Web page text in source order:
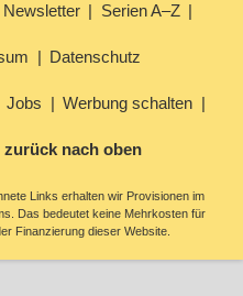
Newsletter Serien A–Z
Datenschutz
Jobs Werbung schalten
zurück nach oben
Links erhalten wir Provisionen im
Das bedeutet keine Mehrkosten für
Finanzierung dieser Website.